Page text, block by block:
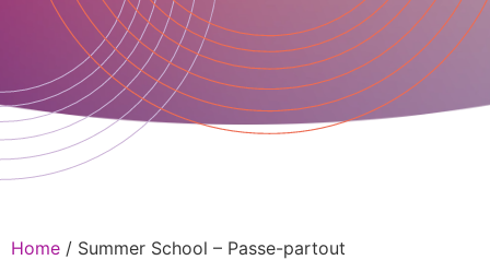
Home / Summer School – Passe-partout